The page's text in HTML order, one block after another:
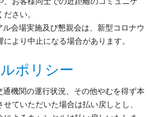
さい。
会場実施及び懇親会は、新型コロナウ
により中止になる場合があります。
ポリシー
機関の運行状況、その他やむを得ず本
ていただいた場合は払い戻しとし、